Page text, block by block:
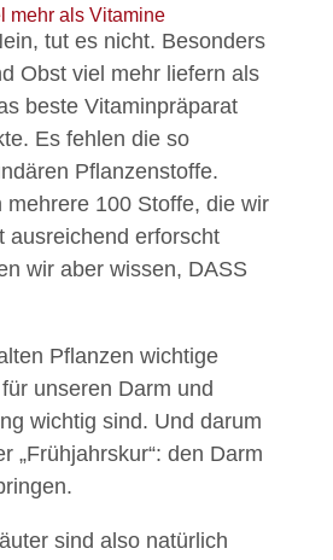
mehr als Vitamine
tut es nicht. Besonders
Obst viel mehr liefern als
beste Vitaminpräparat
Es fehlen die so
Pflanzenstoffe.
mehrere 100 Stoffe, die wir
ausreichend erforscht
wir aber wissen, DASS
Pflanzen wichtige
unseren Darm und
wichtig sind. Und darum
„Frühjahrskur“: den Darm
sind also natürlich